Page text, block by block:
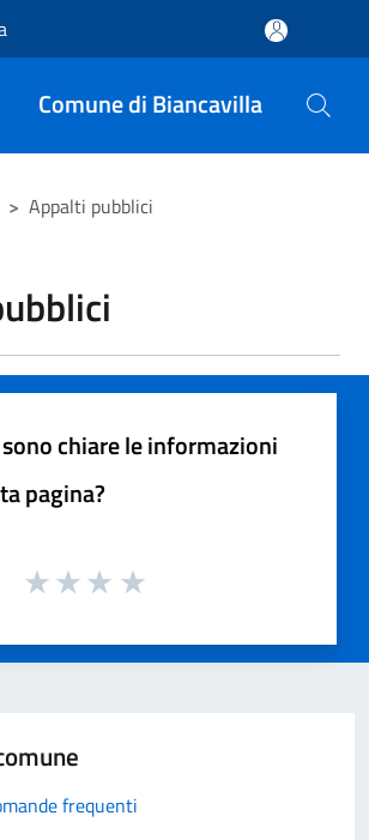
Comune di Biancavilla
> Appalti pubblici
chiare le informazioni
pagina?
frequenti